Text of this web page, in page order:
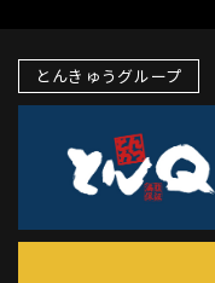
とんきゅうグループ